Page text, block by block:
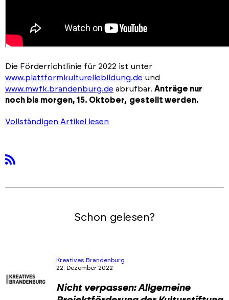
Die Förderrichtlinie für 2022 ist unter
www.plattformkulturellebildung.de und
www.mwfk.brandenburg.de abrufbar. Anträge nur
noch bis morgen, 15. Oktober, gestellt werden.
Vollständigen Artikel lesen
Schon gelesen?
Kreatives Brandenburg
22. Dezember 2022
Nicht verpassen: Allgemeine